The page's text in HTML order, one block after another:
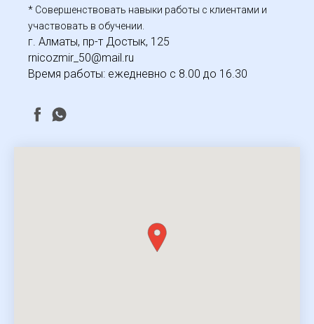
* Совершенствовать навыки работы с клиентами и
участвовать в обучении.
г. Алматы, пр-т Достык, 125
rnicozmir_50@mail.ru
Время работы: ежедневно с 8.00 до 16.30